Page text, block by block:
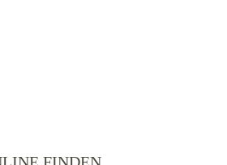
FINDEN